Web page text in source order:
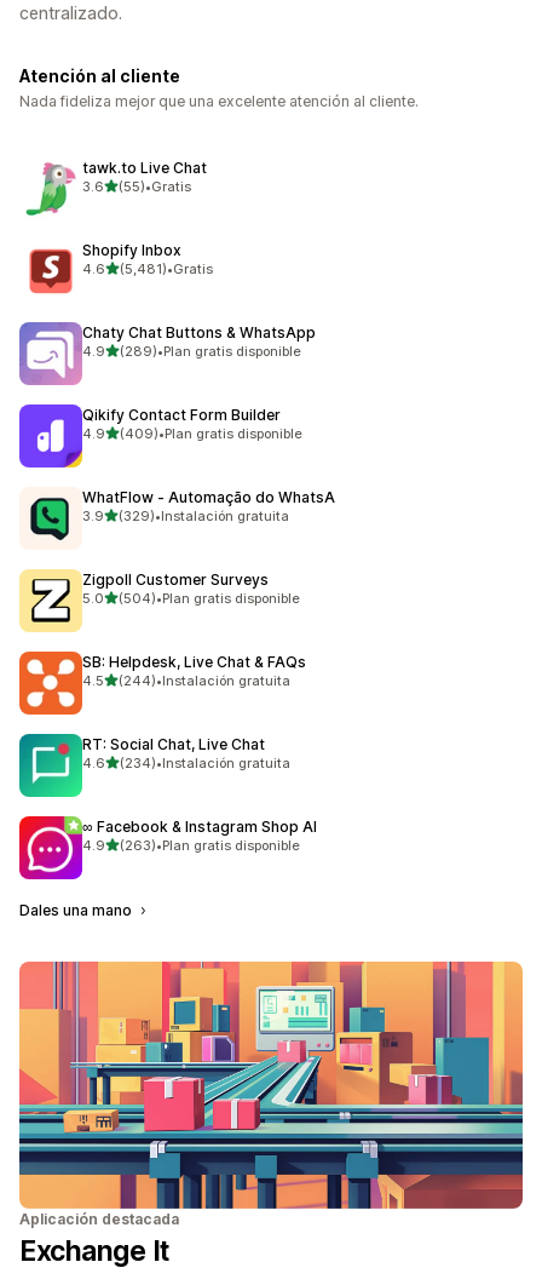
centralizado.
Atención al cliente
Nada fideliza mejor que una excelente atención al cliente.
tawk.to Live Chat
3.6de 5 estrellas
(55)
55 reseñas en total
•Gratis
Shopify Inbox
4.6de 5 estrellas
(5,481)
5481 reseñas en total
•Gratis
Chaty Chat Buttons & WhatsApp
4.9de 5 estrellas
(289)
289 reseñas en total
•Plan gratis disponible
Qikify Contact Form Builder
4.9de 5 estrellas
(409)
409 reseñas en total
•Plan gratis disponible
WhatFlow ‑ Automação do WhatsA
3.9de 5 estrellas
(329)
329 reseñas en total
•Instalación gratuita
Zigpoll Customer Surveys
5.0de 5 estrellas
(504)
504 reseñas en total
•Plan gratis disponible
SB: Helpdesk, Live Chat & FAQs
4.5de 5 estrellas
(244)
244 reseñas en total
•Instalación gratuita
RT: Social Chat, Live Chat
4.6de 5 estrellas
(234)
234 reseñas en total
•Instalación gratuita
∞ Facebook & Instagram Shop AI
4.9de 5 estrellas
(263)
263 reseñas en total
•Plan gratis disponible
Dales una mano
Aplicación destacada
Exchange It